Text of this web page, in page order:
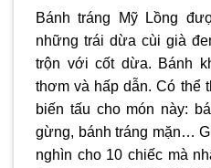
Bánh tráng Mỹ Lồng
những trái dừa cùi già
trộn với cốt dừa. Bánh
thơm và hấp dẫn. Có thể
biến tấu cho món này:
gừng, bánh tráng mặn…
nghìn cho 10 chiếc mà